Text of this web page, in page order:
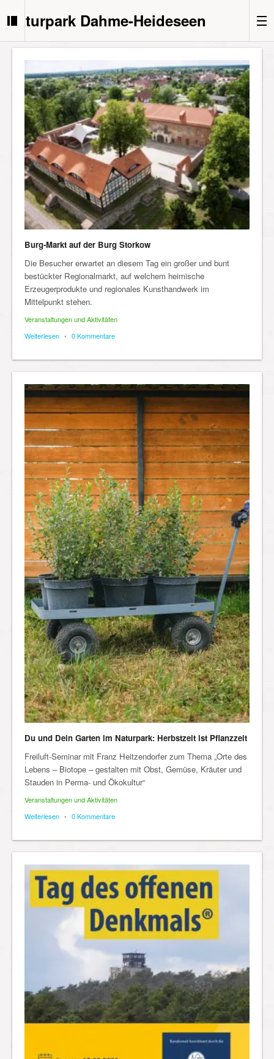
Naturpark Dahme-Heideseen
Burg-Markt auf der Burg Storkow
Die Besucher erwartet an diesem Tag ein großer und bunt
bestückter Regionalmarkt, auf welchem heimische
Erzeugerprodukte und regionales Kunsthandwerk im
Mittelpunkt stehen.
Veranstaltungen und Aktivitäten
Weiterlesen • 0 Kommentare
Du und Dein Garten im Naturpark: Herbstzeit ist Pflanzzeit
Freiluft-Seminar mit Franz Heitzendorfer zum Thema „Orte des
Lebens – Biotope – gestalten mit Obst, Gemüse, Kräuter und
Stauden in Perma- und Ökokultur“
Veranstaltungen und Aktivitäten
Weiterlesen • 0 Kommentare